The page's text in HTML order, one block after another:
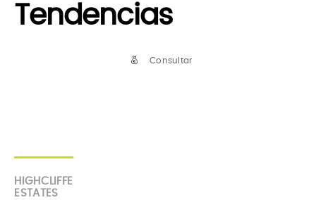
Tendencias
Consultar
HIGHCLIFFE
ESTATES